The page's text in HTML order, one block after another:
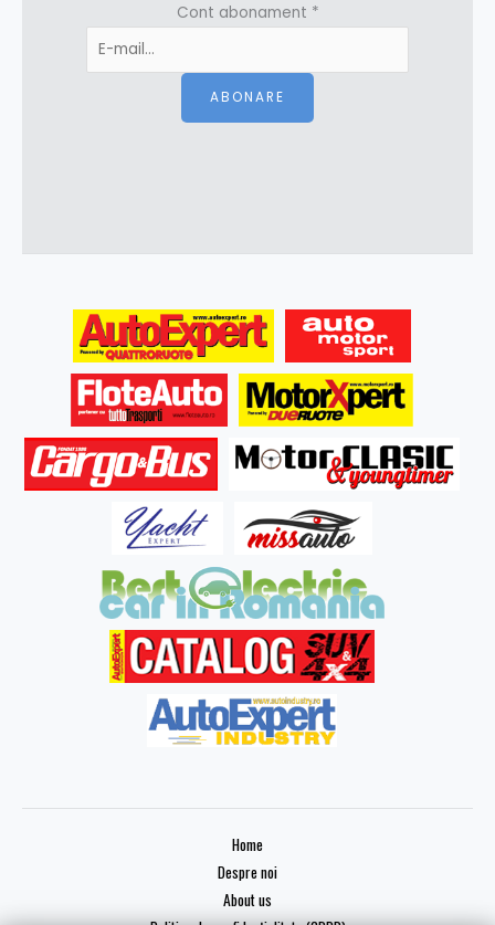
Cont abonament *
ABONARE
Home
Despre noi
About us